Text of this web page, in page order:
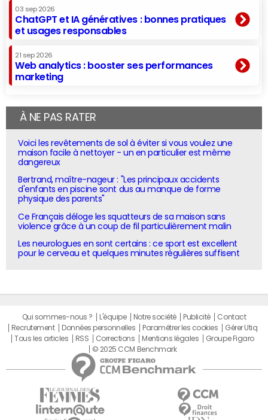
03 sep 2026
ChatGPT et IA génératives : bonnes pratiques
et usages responsables
21 sep 2026
Web analytics : booster ses performances
marketing
À NE PAS RATER
Voici les revêtements de sol à éviter si vous voulez une
maison facile à nettoyer - un en particulier est même
dangereux
Bertrand, maître-nageur : "Les principaux accidents
d'enfants en piscine sont dus au manque de forme
physique des parents"
Ce Français déloge les squatteurs de sa maison sans
violence grâce à un coup de fil particulièrement malin
Les neurologues en sont certains : ce sport est excellent
pour le cerveau et quelques minutes régulières suffisent
Qui sommes-nous ? L'équipe Notre société Publicité
Contact
Recrutement
Données personnelles Paramétrer les cookies
Gérer Utiq
Tous les articles
RSS Corrections Mentions légales
Groupe Figaro
© 2025 CCM Benchmark